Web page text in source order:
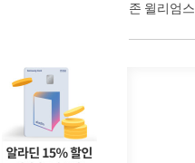
존 윌리엄스